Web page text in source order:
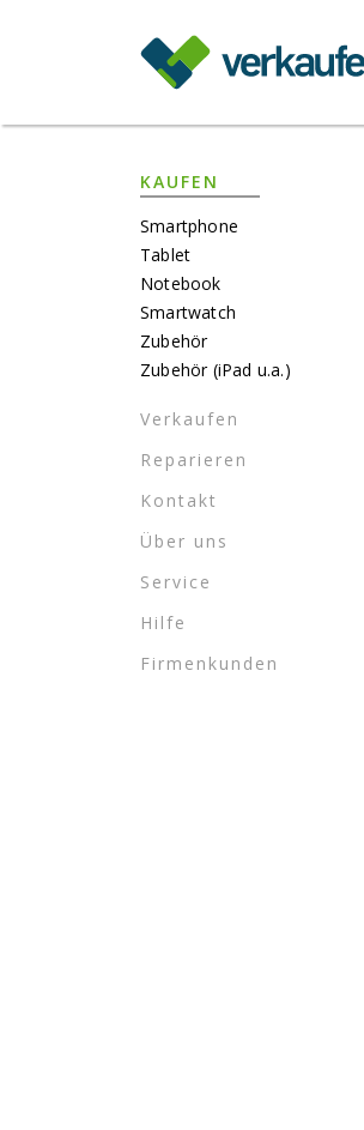
KAUFEN
Smartphone
Tablet
Notebook
Smartwatch
Zubehör
Zubehör (iPad u.a.)
Verkaufen
Reparieren
Kontakt
Über uns
Service
Hilfe
Firmenkunden